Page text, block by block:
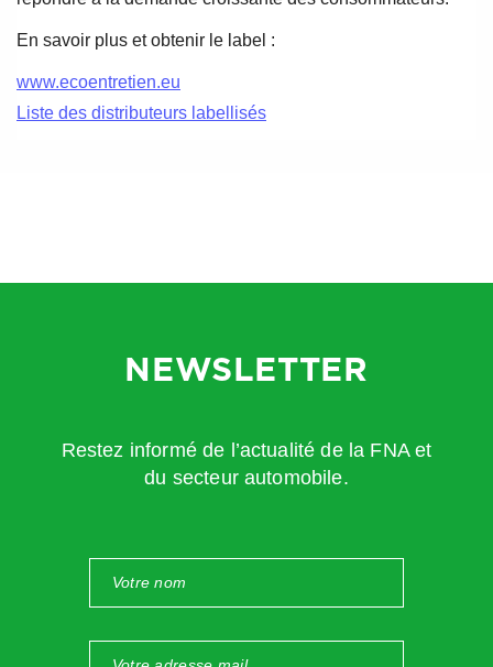
En savoir plus et obtenir le label :
www.ecoentretien.eu
Liste des distributeurs labellisés
NEWSLETTER
Restez informé de l’actualité de la FNA et
du secteur automobile.